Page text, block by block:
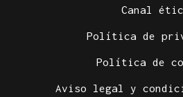
Canal
Política de
Política de
Aviso legal y